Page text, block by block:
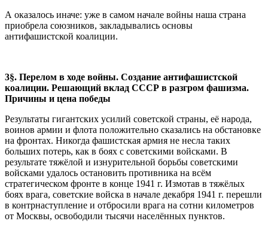
А оказалось иначе: уже в самом начале войны наша страна
приобрела союзников, закладывались основы
антифашистской коалиции.
3§. Перелом в ходе войны. Создание антифашистской
коалиции. Решающий вклад СССР в разгром фашизма.
Причины и цена победы
Результаты гигантских усилий советской страны, её народа,
воинов армии и флота положительно сказались на обстановке
на фронтах. Никогда фашистская армия не несла таких
больших потерь, как в боях с советскими войсками. В
результате тяжёлой и изнурительной борьбы советскими
войсками удалось остановить противника на всём
стратегическом фронте в конце 1941 г. Измотав в тяжёлых
боях врага, советские войска в начале декабря 1941 г. перешли
в контрнаступление и отбросили врага на сотни километров
от Москвы, освободили тысячи населённых пунктов.